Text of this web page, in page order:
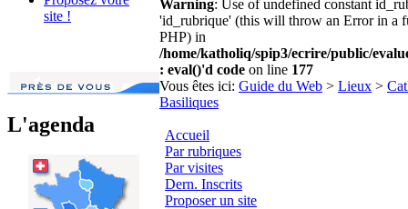
site !
L'agenda
Warning: Use of undefined constant
'id_rubrique' (this will throw an Error in a
PHP) in
/home/katholiq/spip3/ecrire/public/
: eval()'d code on line 177
Vous êtes ici: Guide du Web > Lieux >
Basiliques
Accueil
Par rubriques
Par visites
Dern. Inscrits
Proposer un site